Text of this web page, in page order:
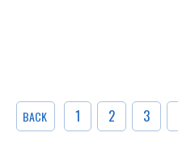
BACK 1 2 3